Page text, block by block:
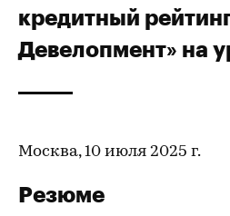
кредитный
Девелопмент» на
Москва, 10 июля 2025 г.
Резюме